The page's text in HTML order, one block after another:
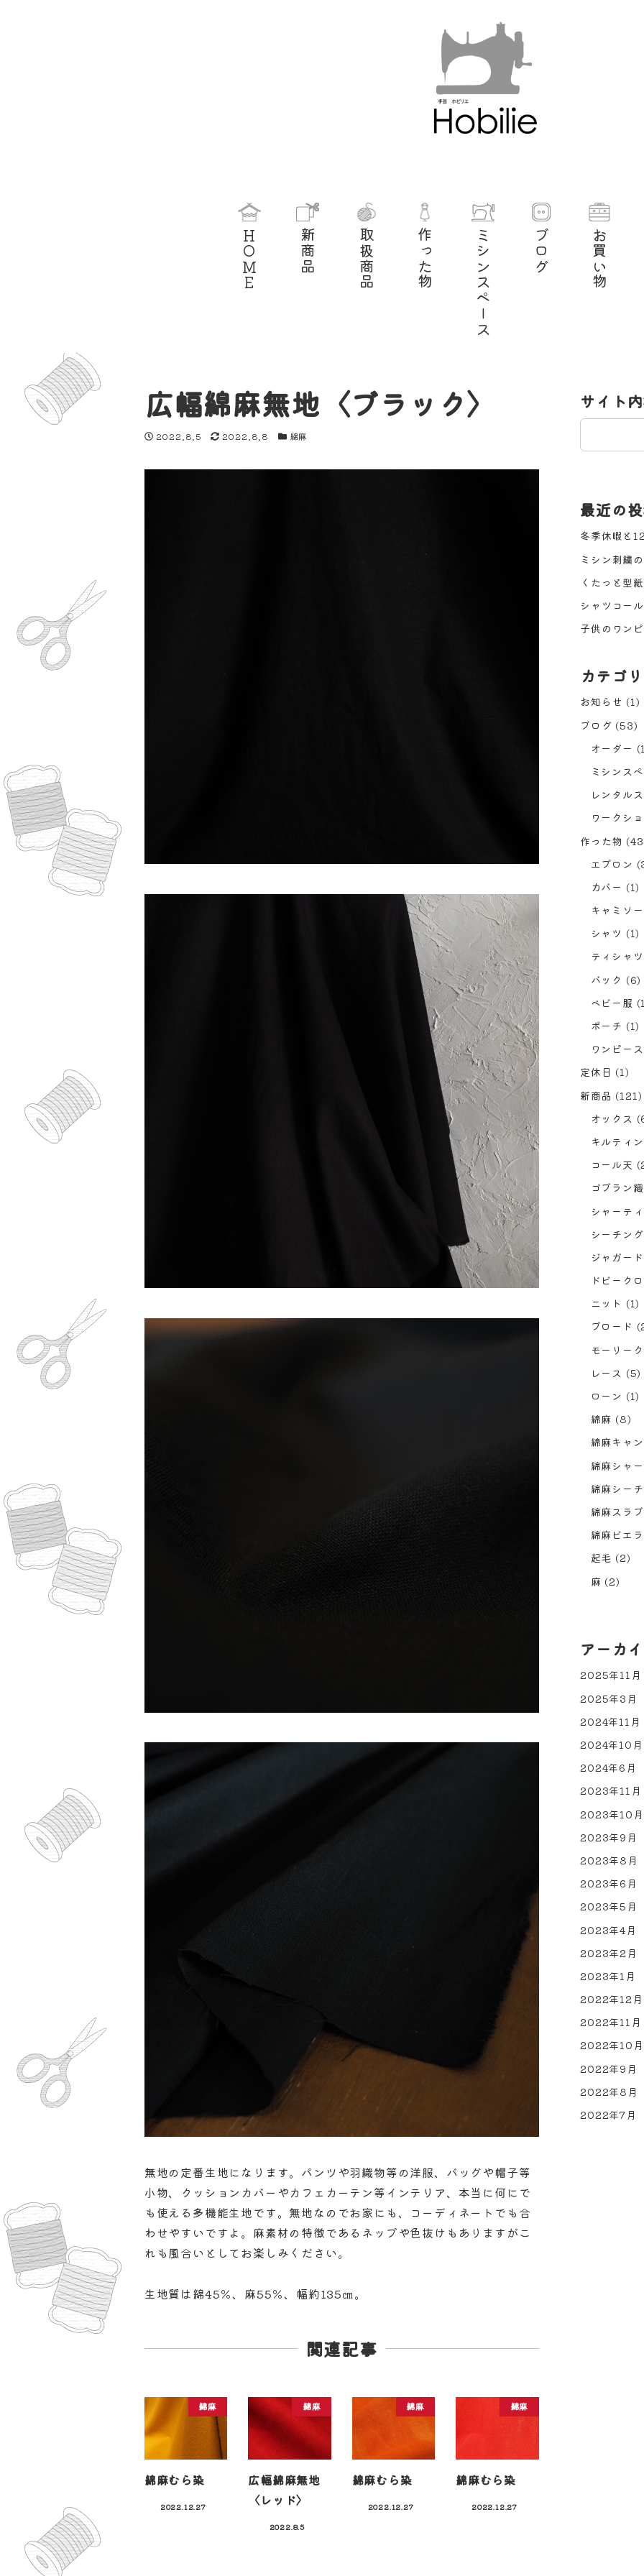
HOME 新商品 取扱商品 作った物 ミシンスペース ブログ お買い物
広幅綿麻無地〈ブラック〉
投稿日
2022.8.5 更新日
2022.8.8 カテゴリー
綿麻
無地の定番生地になります。パンツや羽織物等の洋服、バッグや帽子等
小物、クッションカバーやカフェカーテン等インテリア、本当に何にで
も使える多機能生地です。無地なのでお家にも、コーディネートでも合
わせやすいですよ。麻素材の特徴であるネップや色抜けもありますがこ
れも風合いとしてお楽しみください。
生地質は綿45％、麻55％、幅約135㎝。
関連記事
綿麻
綿麻むら染
2022.12.27
綿麻
広幅綿麻無地
〈レッド〉
2022.8.5
綿麻
綿麻むら染
2022.12.27
綿麻
綿麻むら染
2022.12.27
サイト
最近の
冬季休暇と
ミシン刺繍
くたっと型紙
シャツコール
子供のワン
カテゴ
お知らせ (1)
ブログ (53)
オーダー
ミシンス
レンタル
ワークシ
作った物
エプロン
カバー (1)
キャミソ
シャツ (1)
ティシャツ
バック (6)
ベビー服
ポーチ (1)
ワンピース
定休日 (1)
新商品 (121)
オックス
キルティ
コール天
ゴブラン織
シャーテ
シーチング
ジャガード
ドビーク
ニット (1)
ブロード
モーリー
レース (5)
ローン (1)
綿麻 (8)
綿麻キャ
綿麻シャ
綿麻シー
綿麻スラブ
綿麻ビエラ
起毛 (2)
麻 (2)
アーカ
2025年11月
2025年3月
2024年11月
2024年10月
2024年6月
2023年11月
2023年10月
2023年9月
2023年8月
2023年6月
2023年5月
2023年4月
2023年2月
2023年1月
2022年12月
2022年11月
2022年10月
2022年9月
2022年8月
2022年7月